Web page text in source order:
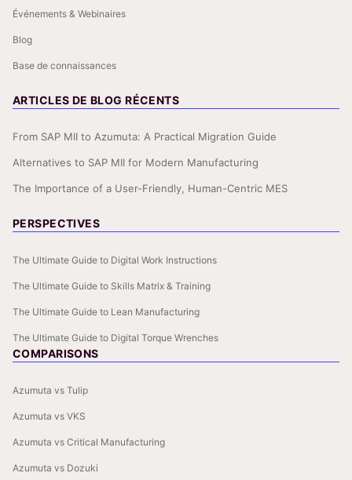
Événements & Webinaires
Blog
Base de connaissances
ARTICLES DE BLOG RÉCENTS
From SAP MII to Azumuta: A Practical Migration Guide
Alternatives to SAP MII for Modern Manufacturing
The Importance of a User-Friendly, Human-Centric MES
PERSPECTIVES
The Ultimate Guide to Digital Work Instructions
The Ultimate Guide to Skills Matrix & Training
The Ultimate Guide to Lean Manufacturing
The Ultimate Guide to Digital Torque Wrenches
COMPARISONS
Azumuta vs Tulip
Azumuta vs VKS
Azumuta vs Critical Manufacturing
Azumuta vs Dozuki